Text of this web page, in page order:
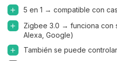
5 en 1 → compatible con
Zigbee 3.0 → funciona con
Alexa, Google)
También se puede